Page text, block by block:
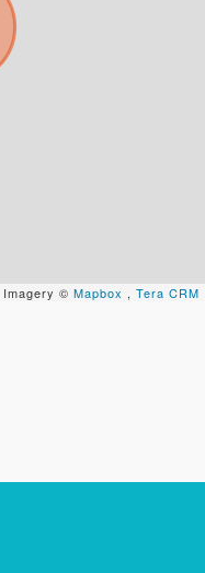
Imagery © Mapbox , Tera CRM